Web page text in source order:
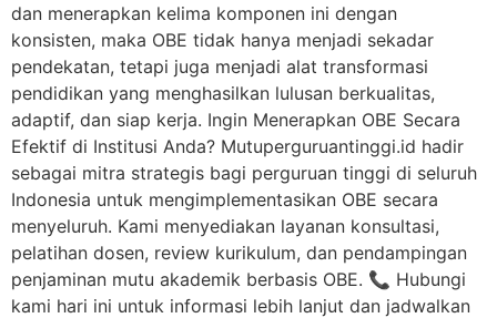
dan menerapkan kelima komponen ini dengan
konsisten, maka OBE tidak hanya menjadi sekadar
pendekatan, tetapi juga menjadi alat transformasi
pendidikan yang menghasilkan lulusan berkualitas,
adaptif, dan siap kerja. Ingin Menerapkan OBE Secara
Efektif di Institusi Anda? Mutuperguruantinggi.id hadir
sebagai mitra strategis bagi perguruan tinggi di seluruh
Indonesia untuk mengimplementasikan OBE secara
menyeluruh. Kami menyediakan layanan konsultasi,
pelatihan dosen, review kurikulum, dan pendampingan
penjaminan mutu akademik berbasis OBE. 📞 Hubungi
kami hari ini untuk informasi lebih lanjut dan jadwalkan